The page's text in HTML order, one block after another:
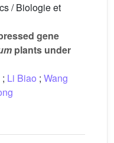
/ Biologie et
gene
plants under
; Li Biao ; Wang